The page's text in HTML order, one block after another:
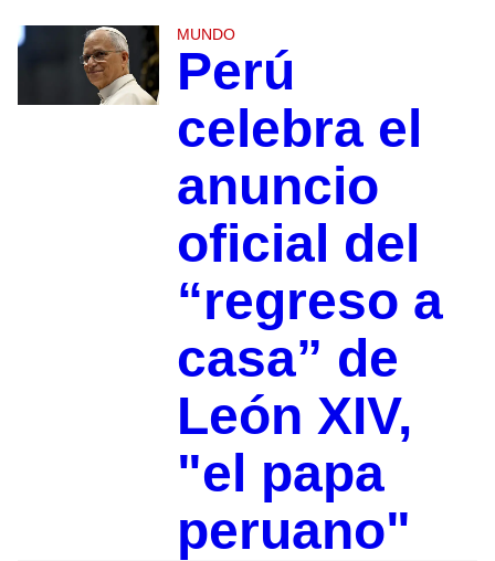
MUNDO
Perú
celebra el
anuncio
oficial del
“regreso a
casa” de
León XIV,
"el papa
peruano"